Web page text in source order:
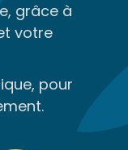
grâce à
votre
pour